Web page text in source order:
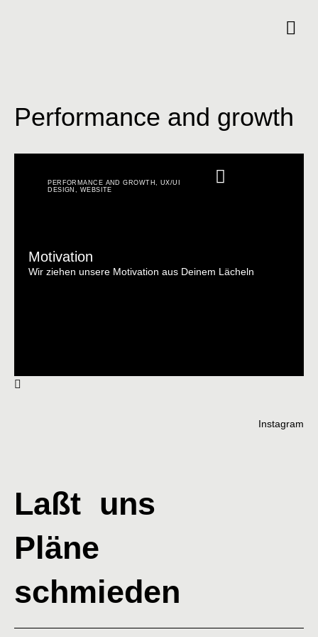
Performance and growth
PERFORMANCE AND GROWTH
UX/UI
DESIGN
WEBSITE
Motivation
Wir ziehen unsere Motivation aus Deinem Lächeln
Laßt uns
Pläne
schmieden
Instagram